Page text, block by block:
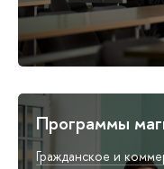
Программы
Гражданское и